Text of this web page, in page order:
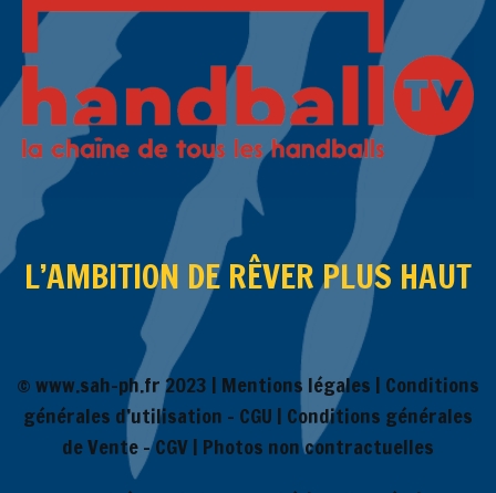
L’AMBITION DE RÊVER PLUS HAUT
© www.sah-ph.fr 2023 | Mentions légales | Conditions
générales d’utilisation – CGU | Conditions générales
de Vente – CGV| Photos non contractuelles